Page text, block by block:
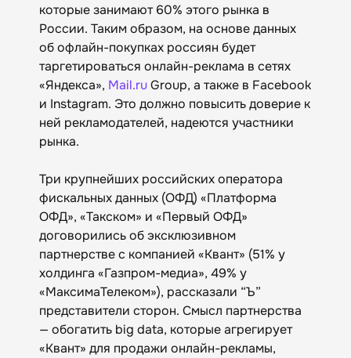
которые занимают 60% этого рынка в
России. Таким образом, на основе данных
об офлайн-покупках россиян будет
таргетироваться онлайн-реклама в сетях
«Яндекса», Mail.ruGroup, а также в Facebook
и Instagram. Это должно повысить доверие к
ней рекламодателей, надеются участники
рынка.
Три крупнейших российских оператора
фискальных данных (ОФД) «Платформа
ОФД», «Такском» и «Первый ОФД»
договорились об эксклюзивном
партнерстве с компанией «Квант» (51% у
холдинга «Газпром-медиа», 49% у
«МаксимаТелеком»), рассказали “Ъ”
представители сторон. Смысл партнерства
— обогатить big data, которые агрегирует
«Квант» для продажи онлайн-рекламы,